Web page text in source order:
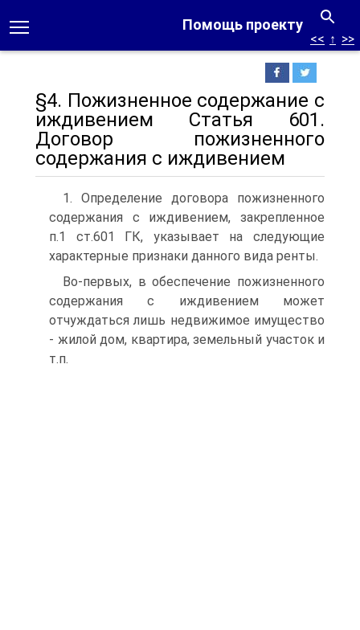
Помощь проекту
<< ↑ >>
§4. Пожизненное содержание с
иждивением Статья 601.
Договор пожизненного
содержания с иждивением
1. Определение договора пожизненного
содержания с иждивением, закрепленное
п.1 ст.601 ГК, указывает на следующие
характерные признаки данного вида ренты.
Во-первых, в обеспечение пожизненного
содержания с иждивением может
отчуждаться лишь недвижимое имущество
- жилой дом, квартира, земельный участок и
т.п.